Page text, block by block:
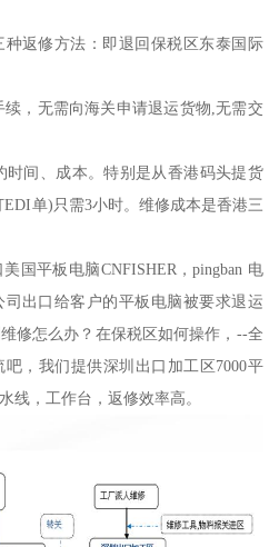
返修方法：即退回保税区东泰国际
，无需向海关申请退运货物,无需交
间、成本。特别是从香港码头提货
单)只需3小时。维修成本是香港三
平板电脑CNFISHER，pingban 电
出口给客户的平板电脑被要求退运
修怎么办？在保税区如何操作，--全
，我们提供深圳出口加工区7000平
线，工作台，返修效率高。